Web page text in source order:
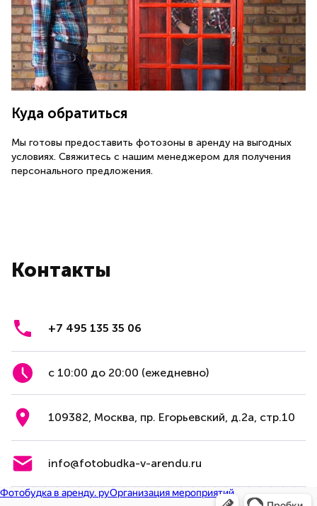
Куда обратиться
Мы готовы предоставить фотозоны в аренду на выгодных
условиях. Свяжитесь с нашим менеджером для получения
персонального предложения.
Контакты
+7 495 135 35 06
с 10:00 до 20:00 (ежедневно)
109382, Москва, пр. Егорьевский, д.2а, стр.10
info@fotobudka-v-arendu.ru